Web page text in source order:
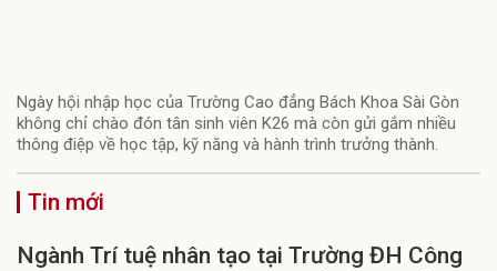
Ngày hội nhập học của Trường Cao đẳng Bách Khoa Sài Gòn
không chỉ chào đón tân sinh viên K26 mà còn gửi gắm nhiều
thông điệp về học tập, kỹ năng và hành trình trưởng thành.
Tin mới
Ngành Trí tuệ nhân tạo tại Trường ĐH Công